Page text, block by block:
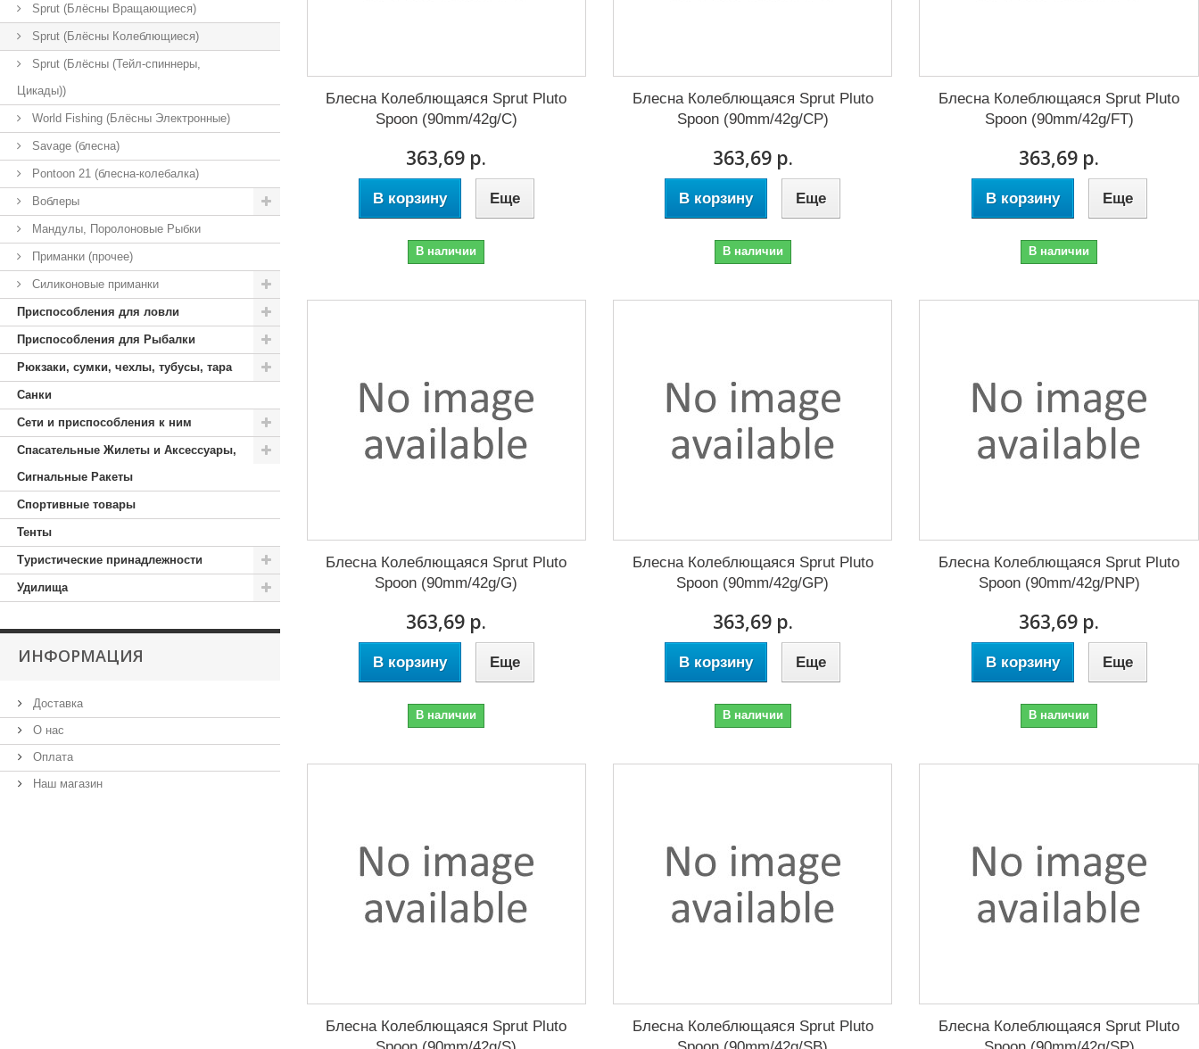
Sprut (Блёсны Вращающиеся)
Sprut (Блёсны Колеблющиеся)
Sprut (Блёсны (Тейл-спиннеры,
Цикады))
World Fishing (Блёсны Электронные)
Savage (блесна)
Pontoon 21 (блесна-колебалка)
Воблеры
Мандулы, Поролоновые Рыбки
Приманки (прочее)
Силиконовые приманки
Приспособления для ловли
Приспособления для Рыбалки
Рюкзаки, сумки, чехлы, тубусы, тара
Санки
Сети и приспособления к ним
Спасательные Жилеты и Аксессуары,
Сигнальные Ракеты
Спортивные товары
Тенты
Туристические принадлежности
Удилища
ИНФОРМАЦИЯ
Доставка
О нас
Оплата
Наш магазин
Блесна Колеблющаяся Sprut Pluto
Spoon (90mm/42g/C)
363,69 р.
В корзину Еще
В наличии
Блесна Колеблющаяся Sprut Pluto
Spoon (90mm/42g/CP)
363,69 р.
В корзину Еще
В наличии
Блесна Колеблющаяся Sprut Pluto
Spoon (90mm/42g/FT)
363,69 р.
В корзину Еще
В наличии
Блесна Колеблющаяся Sprut Pluto
Spoon (90mm/42g/G)
363,69 р.
В корзину Еще
В наличии
Блесна Колеблющаяся Sprut Pluto
Spoon (90mm/42g/GP)
363,69 р.
В корзину Еще
В наличии
Блесна Колеблющаяся Sprut Pluto
Spoon (90mm/42g/PNP)
363,69 р.
В корзину Еще
В наличии
Блесна Колеблющаяся Sprut Pluto
Блесна Колеблющаяся Sprut Pluto
Блесна Колеблющаяся Sprut Pluto